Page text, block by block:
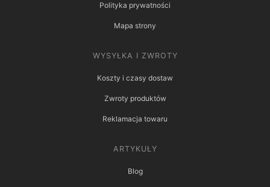
Polityka prywatności
Mapa strony
WYSYŁKA I ZWROTY
Koszty i czasy dostaw
Zwroty produktów
Reklamacja towaru
ARTYKUŁY
Blog